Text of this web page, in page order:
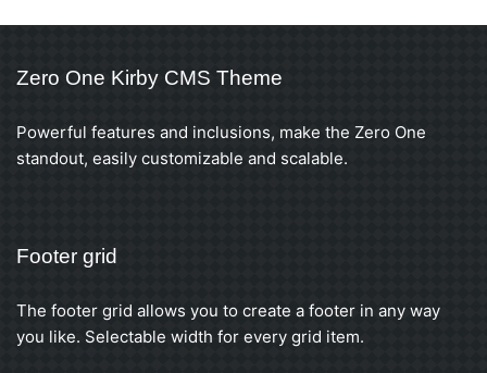
Zero One Kirby CMS Theme
Powerful features and inclusions, make the Zero One
standout, easily customizable and scalable.
Footer grid
The footer grid allows you to create a footer in any way
you like. Selectable width for every grid item.